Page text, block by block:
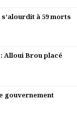
à 59 morts
Alloui Brou placé
gouvernement